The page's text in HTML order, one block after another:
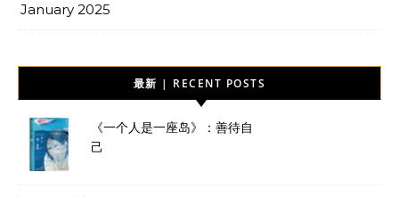
January 2025
最新 | RECENT POSTS
《一个人是一座岛》：善待自
己